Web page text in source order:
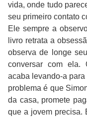
vida, onde tudo
seu primeiro contato
Ele sempre a
livro retrata a
observa de longe
conversar com ela.
acaba levando-a
problema é que
da casa, promete
que a jovem precisa.